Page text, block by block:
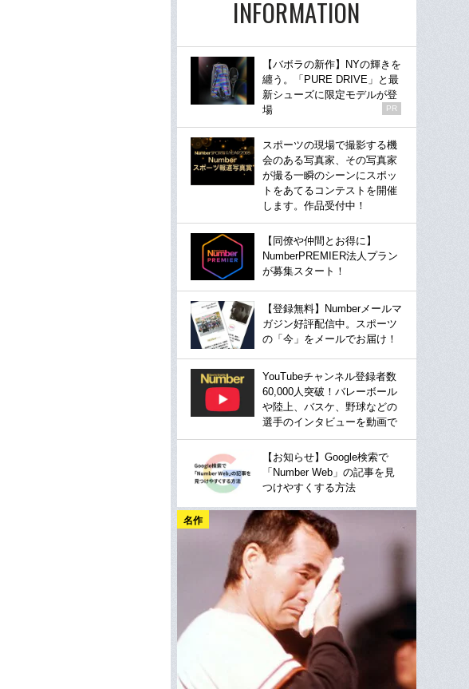
INFORMATION
【バボラの新作】NYの輝きを
纏う。「PURE DRIVE」と最
新シューズに限定モデルが登
場
PR
スポーツの現場で撮影する機
会のある写真家、その写真家
が撮る一瞬のシーンにスポッ
トをあてるコンテストを開催
します。作品受付中！
【同僚や仲間とお得に】
NumberPREMIER法人プラン
が募集スタート！
【登録無料】Numberメールマ
ガジン好評配信中。スポーツ
の「今」をメールでお届け！
YouTubeチャンネル登録者数
60,000人突破！バレーボール
や陸上、バスケ、野球などの
選手のインタビューを動画で
【お知らせ】Google検索で
「Number Web」の記事を見
つけやすくする方法
名作